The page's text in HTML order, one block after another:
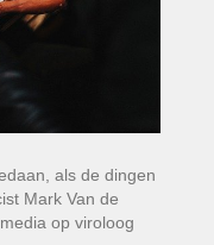
als de dingen
Mark Van de
op viroloog